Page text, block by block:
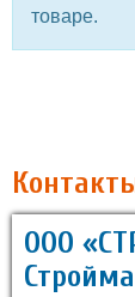
товаре.
ООО